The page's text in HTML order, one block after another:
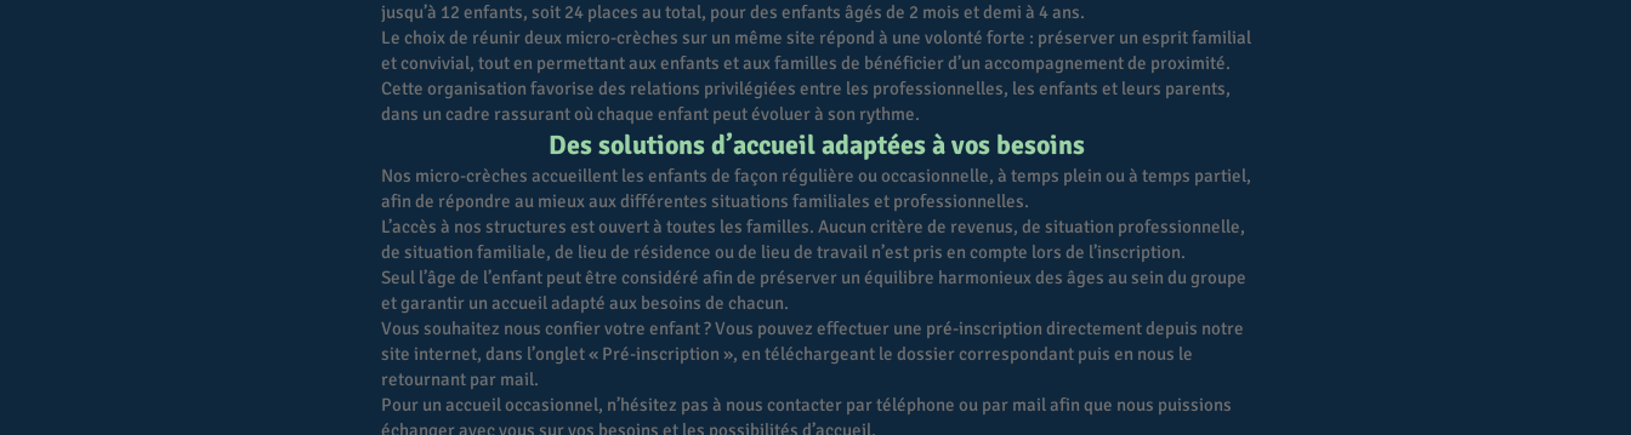
jusqu’à 12 enfants, soit 24 places au total, pour des enfants âgés de 2 mois et demi à 4 ans.
Le choix de réunir deux micro-crèches sur un même site répond à une volonté forte : préserver un esprit familial
et convivial, tout en permettant aux enfants et aux familles de bénéficier d’un accompagnement de proximité.
Cette organisation favorise des relations privilégiées entre les professionnelles, les enfants et leurs parents,
dans un cadre rassurant où chaque enfant peut évoluer à son rythme.
Des solutions d’accueil adaptées à vos besoins
Nos micro-crèches accueillent les enfants de façon régulière ou occasionnelle, à temps plein ou à temps partiel,
afin de répondre au mieux aux différentes situations familiales et professionnelles.
L’accès à nos structures est ouvert à toutes les familles. Aucun critère de revenus, de situation professionnelle,
de situation familiale, de lieu de résidence ou de lieu de travail n’est pris en compte lors de l’inscription.
Seul l’âge de l’enfant peut être considéré afin de préserver un équilibre harmonieux des âges au sein du groupe
et garantir un accueil adapté aux besoins de chacun.
Vous souhaitez nous confier votre enfant ? Vous pouvez effectuer une pré-inscription directement depuis notre
site internet, dans l’onglet « Pré-inscription », en téléchargeant le dossier correspondant puis en nous le
retournant par mail.
Pour un accueil occasionnel, n’hésitez pas à nous contacter par téléphone ou par mail afin que nous puissions
échanger avec vous sur vos besoins et les possibilités d’accueil.